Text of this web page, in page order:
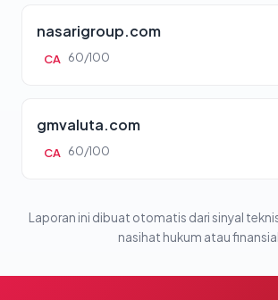
nasarigroup.com
CA 60/100
gmvaluta.com
CA 60/100
Laporan ini dibuat otomatis dari sinyal
nasihat hukum atau